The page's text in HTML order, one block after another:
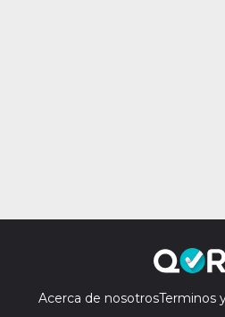
Acerca de nosotrosTerminos